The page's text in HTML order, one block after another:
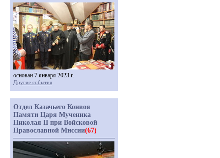
основан 7 января 2023 г.
Другие события
Отдел Казачьего Конвоя
Памяти Царя Мученика
Николая II при Войсковой
Православной Миссии(67)